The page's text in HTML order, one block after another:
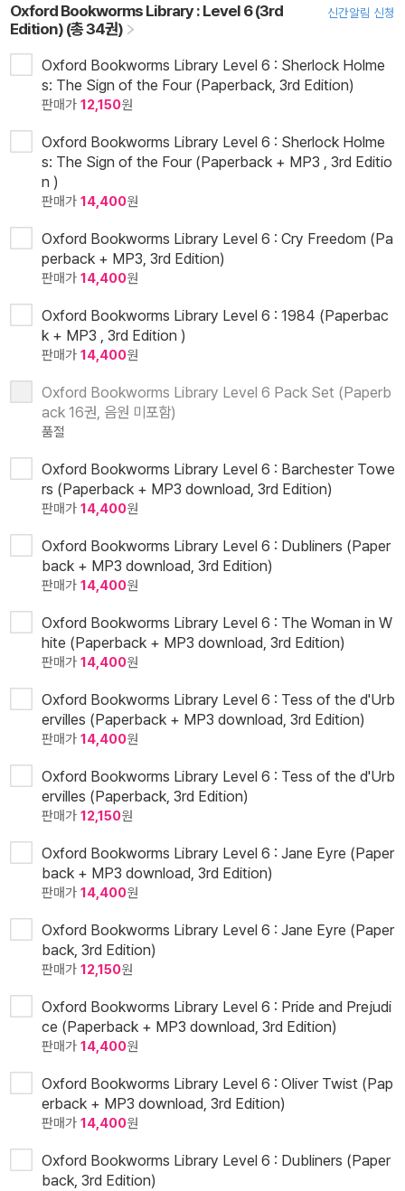
Oxford Bookworms Library : Level 6 (3rd
Edition) (총 34권)
신간알림 신청
Oxford Bookworms Library Level 6 : Sherlock Holme
s: The Sign of the Four (Paperback, 3rd Edition)
판매가 12,150원
Oxford Bookworms Library Level 6 : Sherlock Holme
s: The Sign of the Four (Paperback + MP3 , 3rd Editio
n )
판매가 14,400원
Oxford Bookworms Library Level 6 : Cry Freedom (Pa
perback + MP3, 3rd Edition)
판매가 14,400원
Oxford Bookworms Library Level 6 : 1984 (Paperbac
k + MP3 , 3rd Edition )
판매가 14,400원
Oxford Bookworms Library Level 6 Pack Set (Paperb
ack 16권, 음원 미포함)
품절
Oxford Bookworms Library Level 6 : Barchester Towe
rs (Paperback + MP3 download, 3rd Edition)
판매가 14,400원
Oxford Bookworms Library Level 6 : Dubliners (Paper
back + MP3 download, 3rd Edition)
판매가 14,400원
Oxford Bookworms Library Level 6 : The Woman in W
hite (Paperback + MP3 download, 3rd Edition)
판매가 14,400원
Oxford Bookworms Library Level 6 : Tess of the d'Urb
ervilles (Paperback + MP3 download, 3rd Edition)
판매가 14,400원
Oxford Bookworms Library Level 6 : Tess of the d'Urb
ervilles (Paperback, 3rd Edition)
판매가 12,150원
Oxford Bookworms Library Level 6 : Jane Eyre (Paper
back + MP3 download, 3rd Edition)
판매가 14,400원
Oxford Bookworms Library Level 6 : Jane Eyre (Paper
back, 3rd Edition)
판매가 12,150원
Oxford Bookworms Library Level 6 : Pride and Prejudi
ce (Paperback + MP3 download, 3rd Edition)
판매가 14,400원
Oxford Bookworms Library Level 6 : Oliver Twist (Pap
erback + MP3 download, 3rd Edition)
판매가 14,400원
Oxford Bookworms Library Level 6 : Dubliners (Paper
back, 3rd Edition)